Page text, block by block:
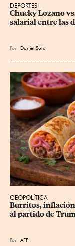
DEPORTES
Chucky Lozano
salarial entre las
Por Daniel Soto
GEOPOLÍTICA
Burritos, inflación
al partido de
Por AFP